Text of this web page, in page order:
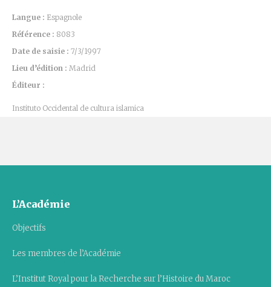
Langue : Espagnole
Référence : 8083
Date de saisie : 7/3/1997
Lieu d’édition : Madrid
Éditeur :
Instituto Occidental de cultura islamica
L’Académie
Objectifs
Les membres de l’Académie
L’Institut Royal pour la Recherche sur l’Histoire du Maroc